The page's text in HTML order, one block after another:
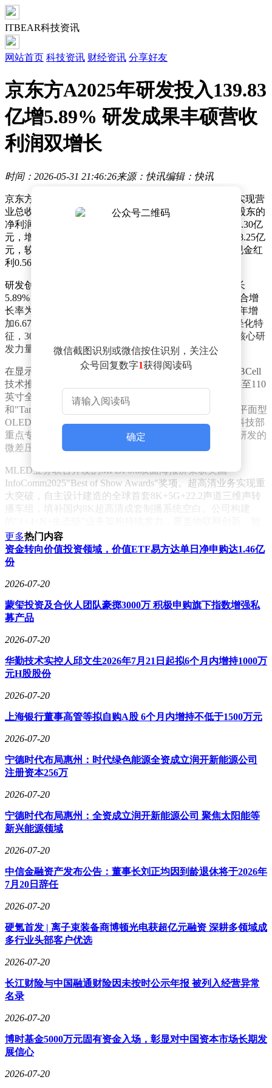
ITBEAR科技资讯
网站首页 科技资讯 财经资讯 分享好友
京东方A2025年研发投入139.83
亿增5.89% 研发成果丰硕营收
利润双增长
时间：2026-05-31 21:46:26来源：快讯编辑：快讯
京东方A（000725）近日发布2025年度财务报告，全年实现营
业总收入2045.90亿元，同比增长3.13%；归属于母公司股东的
净利润达58.57亿元，同比增长10.03%；扣非后净利润42.30亿
元，增幅为10.25%。经营活动产生的现金流量净额为488.25亿
元，较上年增长2.28%。公司拟向全体股东每10股派发现金红
利0.56元（含税）。
研发创新方面，公司全年投入资金139.83亿元，同比增长
5.89%，占营业收入比重达6.83%。过去五年研发投入复合增
长率为2.37%，研发团队规模持续扩大至24263人，较上年增
加6.67%，占员工总数的22.08%。团队年龄结构呈现年轻化特
征，30岁以下人员8742人，30-40岁人员12374人，构成核心研
发力量。
在显示器件领域，公司取得多项技术突破：高端LCD UBCell
技术推动TV产品全面升级，黑晶、黑钻系列产品实现55至110
英寸全尺寸量产；全球首发BDCell异形三联屏
和"Tandem+TADF"广色域OLED技术；首款14英寸2.8K平面型
OLED笔记本产品进入量产阶段。传感业务方面，国家科技部
重点专项"高迁移率IGZTO探测器"完成产品发布，自主研发的
微差压力气流传感器通过客户认证。
MLED业务联合开发的MPDP0.6双面海报屏荣获美国
InfoComm2025"Best of Show Awards"奖项。超高清业务实现重
大突破，自主设计建造的全球首套8K+5G+22.2声道三维声转
播车组，填补国内8K超高清成套制播系统空白。公司构建
慧医工、智慧车联等细分场景。
作为全球显示领域领军企业和物联网创新标杆企业，京东方A
通过持续的技术迭代和场景拓展，在显示器件、传感、MLED
等核心赛道保持竞争优势。报告期内多项研发成果实现商业化
投资决策需综合考量行业周期波动等因素。
微信截图识别或微信按住识别，关注公
众号回复数字1获得阅读码
确定
更多热门内容
资金转向价值投资领域，价值ETF易方达单日净申购达1.46亿
份
2026-07-20
蒙玺投资及合伙人团队豪掷3000万 积极申购旗下指数增强私
募产品
2026-07-20
华勤技术实控人邱文生2026年7月21日起拟6个月内增持1000万
元H股股份
2026-07-20
上海银行董事高管等拟自购A股 6个月内增持不低于1500万元
2026-07-20
宁德时代布局惠州：时代绿色能源全资成立润开新能源公司
注册资本256万
2026-07-20
宁德时代布局惠州：全资成立润开新能源公司 聚焦太阳能等
新兴能源领域
2026-07-20
中信金融资产发布公告：董事长刘正均因到龄退休将于2026年
7月20日辞任
2026-07-20
硬氪首发 | 离子束装备商博顿光电获超亿元融资 深耕多领域成
多行业头部客户优选
2026-07-20
长江财险与中国融通财险因未按时公示年报 被列入经营异常
名录
2026-07-20
博时基金5000万元固有资金入场，彰显对中国资本市场长期发
展信心
2026-07-20